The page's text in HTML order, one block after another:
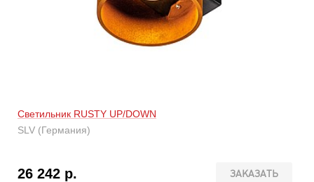
Светильник RUSTY UP/DOWN
SLV (Германия)
ЗАКАЗАТЬ
26 242 р.